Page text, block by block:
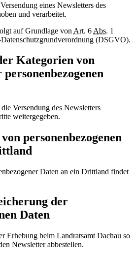
eines Newsletters des
und verarbeitet.
auf Grundlage von Art. 6 Abs. 1
(DSGVO).
Kategorien von
Versendung des Newsletters
weitergegeben.
personenbezogenen
Daten an ein Drittland findet
der
Daten
Erhebung beim Landratsamt Dachau so
Newsletter abbestellen.